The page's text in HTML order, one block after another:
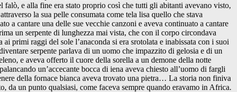
e alla fine era stato proprio così che tutti gli abitanti avevano visto,
la sua pelle consumata come tela lisa quello che stava
a cantare una delle sue vecchie canzoni e aveva continuato a cantare
un serpente di lunghezza mai vista, che con il corpo circondava
primi raggi del sole l’anaconda si era srotolata e inabissata con i suoi
serpente parlava di un uomo che impazzito di gelosia e di un
e aveva offerto il cuore della sorella a un demone della notte
un’accecante bocca di iena aveva chiesto all’uomo di fargli
della fornace bianca aveva trovato una pietra… La storia non finiva
da un punto qualsiasi, come faceva sempre quando eravamo in Africa.